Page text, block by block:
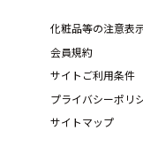
化粧品等の注意表
会員規約
サイトご利用条件
プライバシーポリ
サイトマップ